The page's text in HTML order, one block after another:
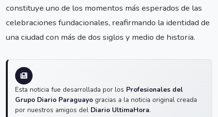
constituye uno de los momentos más esperados de las
celebraciones fundacionales, reafirmando la identidad de
una ciudad con más de dos siglos y medio de historia.
Esta noticia fue desarrollada por los Profesionales del
Grupo Diario Paraguayo gracias a la noticia original creada
por nuestros amigos del Diario UltimaHora.